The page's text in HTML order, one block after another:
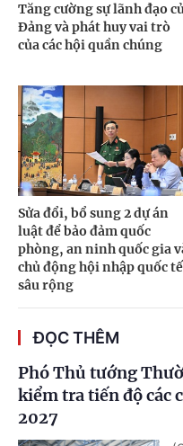
Tăng cường sự lãnh đạo
Đảng và phát huy vai trò
của các hội quần chúng
Sửa đổi, bổ sung 2 dự án
luật để bảo đảm quốc
phòng, an ninh quốc gia
chủ động hội nhập quốc tế
sâu rộng
ĐỌC THÊM
Phó Thủ tướng
kiểm tra tiến độ các
2027